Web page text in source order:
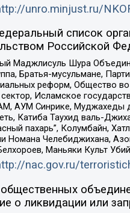
unro.minjust.ru/
список
Российской
Маджлисуль Шура
Братья-мусульмане,
реформ, Общество
Исламское
АУМ Синрике,
Катиба Таухид валь-
пахарь”, Колумбайн,
Номана Челебиджихана,
Маньяки Культ
nac.gov.ru/
о ликвидации или